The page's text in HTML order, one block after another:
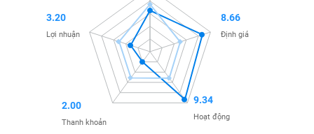
8.66
Định giá
9.34
Hoạt động
2.00
Thanh khoản
3.20
Lợi nhuận